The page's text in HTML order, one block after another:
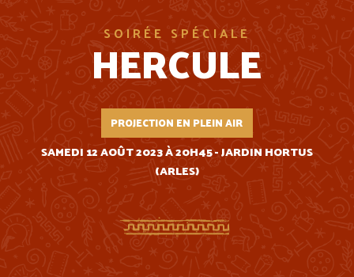
SOIRÉE SPÉCIALE
HERCULE
PROJECTION EN PLEIN AIR
SAMEDI 12 AOÛT 2023 À 20H45 - JARDIN HORTUS
(ARLES)